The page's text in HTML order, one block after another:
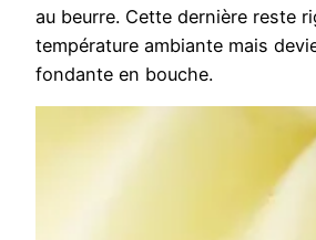
au beurre. Cette dernière reste
température ambiante mais
fondante en bouche.